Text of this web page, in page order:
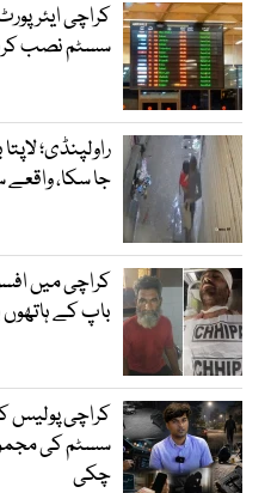
کراچی
سسٹم نصب
راولپنڈی؛
جا سکا،
کراچی میں
باپ کے ہاتھوں
کراچی پولیس
سسٹم کی
چکی